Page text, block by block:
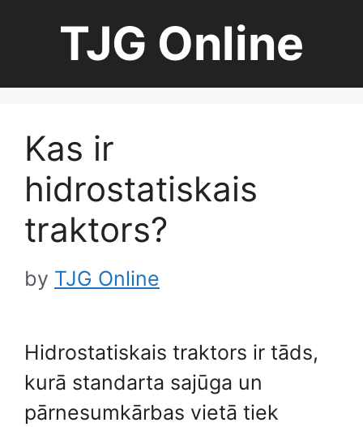
TJG Online
Kas ir
hidrostatiskais
traktors?
by TJG Online
Hidrostatiskais traktors ir tāds,
kurā standarta sajūga un
pārnesumkārbas vietā tiek